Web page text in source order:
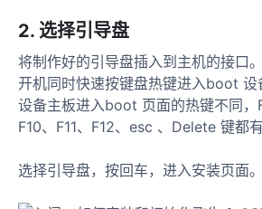
2. 选择引导盘
将制作好的引导盘插入到主机的接口
开机同时快速按键盘热键进入boot 设
设备主板进入boot 页面的热键不同，
F10、F11、F12、esc 、Delete 键都有
选择引导盘，按回车，进入安装页面。